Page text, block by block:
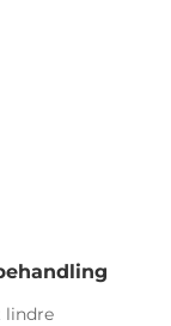
lindre